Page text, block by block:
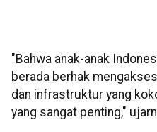
‎"Bahwa anak-anak
berada berhak
dan infrastruktur yang
yang sangat penting,"